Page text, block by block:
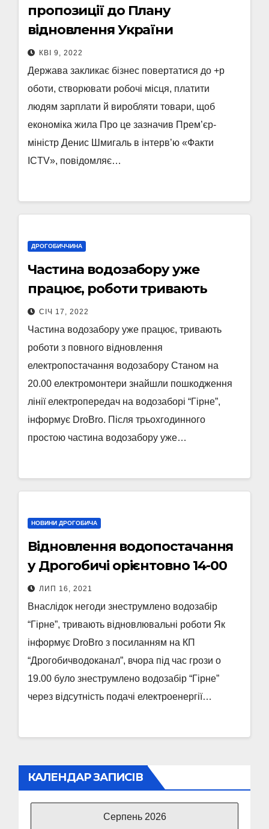
пропозиції до Плану
відновлення України
КВІ 9, 2022
Держава закликає бізнес повертатися до +р
оботи, створювати робочі місця, платити
людям зарплати й виробляти товари, щоб
економіка жила Про це зазначив Прем’єр-
міністр Денис Шмигаль в інтерв’ю «Факти
ICTV», повідомляє…
ДРОГОБИЧЧИНА
Частина водозабору уже
працює, роботи тривають
СІЧ 17, 2022
Частина водозабору уже працює, тривають
роботи з повного відновлення
електропостачання водозабору Станом на
20.00 електромонтери знайшли пошкодження
лінії електропередач на водозаборі “Гірне”,
інформує DroBro. Після трьохгодинного
простою частина водозабору уже…
НОВИНИ ДРОГОБИЧА
Відновлення водопостачання
у Дрогобичі орієнтовно 14-00
ЛИП 16, 2021
Внаслідок негоди знеструмлено водозабір
“Гірне”, тривають відновлювальні роботи Як
інформує DroBro з посиланням на КП
“Дрогобичводоканал”, вчора під час грози о
19.00 було знеструмлено водозабір “Гірне”
через відсутність подачі електроенергії…
КАЛЕНДАР ЗАПИСІВ
Серпень 2026